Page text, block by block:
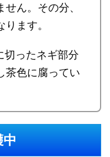
ん。その分、
ます。
ったネギ部分
茶色に腐ってい